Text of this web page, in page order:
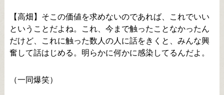
【高畑】そこの価値を求めないのであれば、これでいい
ということだよね。これ、今まで触ったことなかったん
だけど、これに触った数人の人に話をきくと、みんな興
奮して話はじめる。明らかに何かに感染してるんだよ。
（一同爆笑）